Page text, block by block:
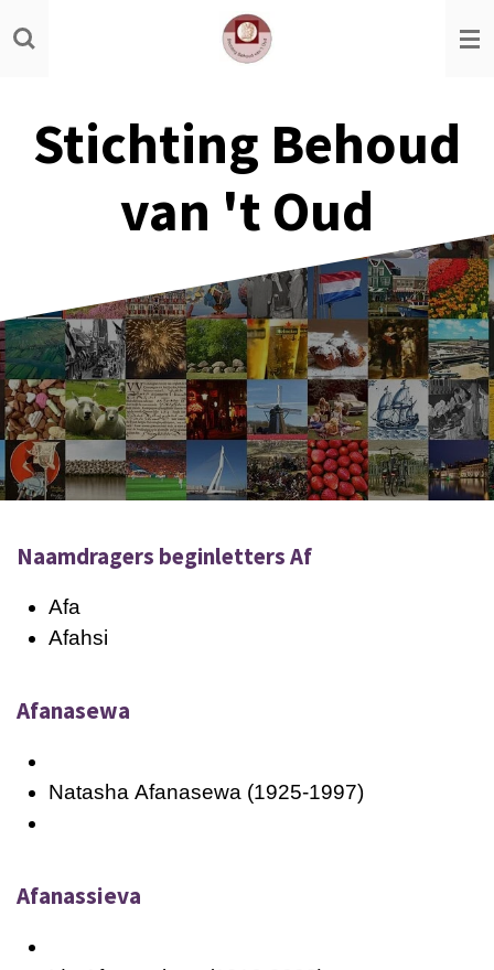
Ga
direct
hoofdinhoud
Stichting Behoud
van 't Oud
Naamdragers beginletters Af
Afa
Afahsi
Afanasewa
Natasha Afanasewa (1925-1997)
Afanassieva